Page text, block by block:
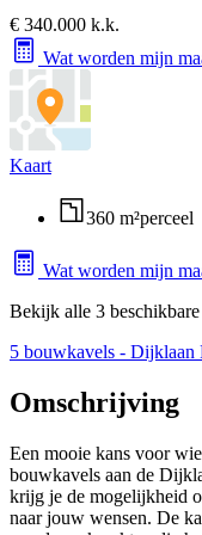
€ 340.000 k.k.
Wat worden mijn
Kaart
360 m²perceel
Wat worden mijn
Bekijk alle 3
5 bouwkavels - Dijklaan
Omschrijving
Een mooie kans voor
bouwkavels aan de
krijg je de mogelijkheid
naar jouw wensen. De